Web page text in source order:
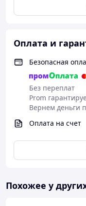
Оплата и
Безопасная
Без переплат
Prom
Вернем деньги
Оплата на счет
Похожее у